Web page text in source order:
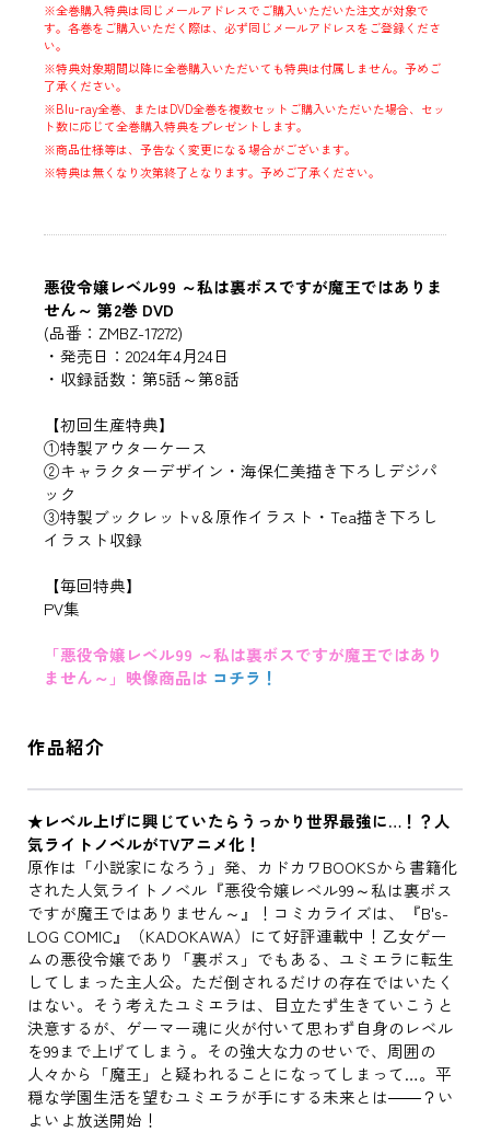
※全巻購入特典は同じメールアドレスでご購入いただいた注文が対象で
す。各巻をご購入いただく際は、必ず同じメールアドレスをご登録くださ
い。
※特典対象期間以降に全巻購入いただいても特典は付属しません。予めご
了承ください。
※Blu-ray全巻、またはDVD全巻を複数セットご購入いただいた場合、セッ
ト数に応じて全巻購入特典をプレゼントします。
※商品仕様等は、予告なく変更になる場合がございます。
※特典は無くなり次第終了となります。予めご了承ください。
悪役令嬢レベル99 ～私は裏ボスですが魔王ではありま
せん～ 第2巻 DVD
(品番：ZMBZ-17272)
・発売日：2024年4月24日
・収録話数：第5話～第8話
【初回生産特典】
①特製アウターケース
②キャラクターデザイン・海保仁美描き下ろしデジパ
ック
③特製ブックレットv＆原作イラスト・Tea描き下ろし
イラスト収録
【毎回特典】
PV集
「悪役令嬢レベル99 ～私は裏ボスですが魔王ではあり
ません～」映像商品は コチラ！
作品紹介
★レベル上げに興じていたらうっかり世界最強に…！？人
気ライトノベルがTVアニメ化！
原作は「小説家になろう」発、カドカワBOOKSから書籍化
された人気ライトノベル『悪役令嬢レベル99～私は裏ボス
ですが魔王ではありません～』！コミカライズは、『B's-
LOG COMIC』（KADOKAWA）にて好評連載中！乙女ゲー
ムの悪役令嬢であり「裏ボス」でもある、ユミエラに転生
してしまった主人公。ただ倒されるだけの存在ではいたく
はない。そう考えたユミエラは、目立たず生きていこうと
決意するが、ゲーマー魂に火が付いて思わず自身のレベル
を99まで上げてしまう。その強大な力のせいで、周囲の
人々から「魔王」と疑われることになってしまって…。平
穏な学園生活を望むユミエラが手にする未来とは――？い
よいよ放送開始！